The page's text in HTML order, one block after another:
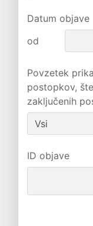
Datum objave
od
Povzetek
postopkov,
zaključenih
ID objave